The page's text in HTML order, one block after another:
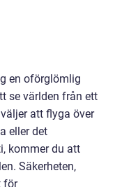
en oförglömlig
se världen från ett
att flyga över
eller det
kommer du att
Säkerheten,
för